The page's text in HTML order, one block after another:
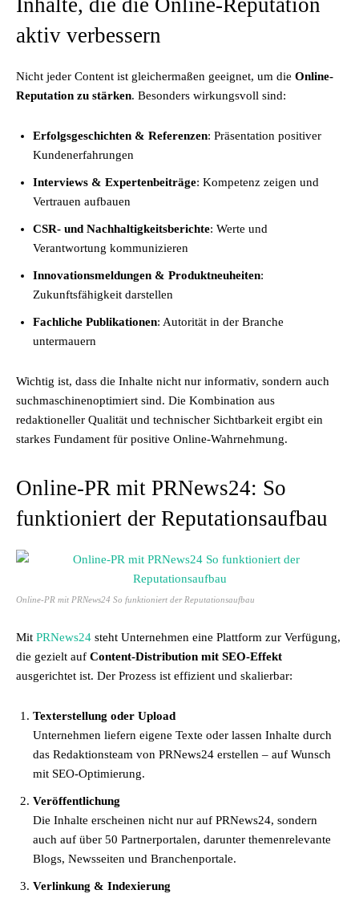
Inhalte, die die Online-Reputation
aktiv verbessern
Nicht jeder Content ist gleichermaßen geeignet, um die Online-
Reputation zu stärken. Besonders wirkungsvoll sind:
Erfolgsgeschichten & Referenzen: Präsentation positiver
Kundenerfahrungen
Interviews & Expertenbeiträge: Kompetenz zeigen und
Vertrauen aufbauen
CSR- und Nachhaltigkeitsberichte: Werte und
Verantwortung kommunizieren
Innovationsmeldungen & Produktneuheiten:
Zukunftsfähigkeit darstellen
Fachliche Publikationen: Autorität in der Branche
untermauern
Wichtig ist, dass die Inhalte nicht nur informativ, sondern auch
suchmaschinenoptimiert sind. Die Kombination aus
redaktioneller Qualität und technischer Sichtbarkeit ergibt ein
starkes Fundament für positive Online-Wahrnehmung.
Online-PR mit PRNews24: So
funktioniert der Reputationsaufbau
Online-PR mit PRNews24 So funktioniert der Reputationsaufbau
Mit PRNews24 steht Unternehmen eine Plattform zur Verfügung,
die gezielt auf Content-Distribution mit SEO-Effekt
ausgerichtet ist. Der Prozess ist effizient und skalierbar:
Texterstellung oder Upload
Unternehmen liefern eigene Texte oder lassen Inhalte durch
das Redaktionsteam von PRNews24 erstellen – auf Wunsch
mit SEO-Optimierung.
Veröffentlichung
Die Inhalte erscheinen nicht nur auf PRNews24, sondern
auch auf über 50 Partnerportalen, darunter themenrelevante
Blogs, Newsseiten und Branchenportale.
Verlinkung & Indexierung